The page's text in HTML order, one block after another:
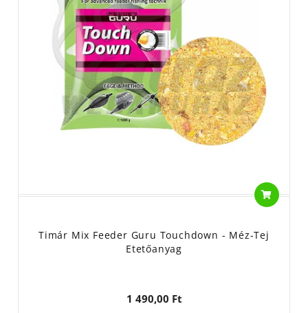
Timár Mix Feeder Guru Touchdown - Méz-Tej
Etetőanyag
1 490,00 Ft